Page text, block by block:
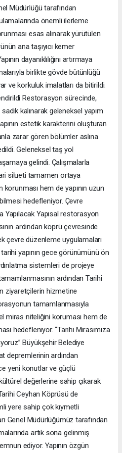
Müdürlüğü tarafından
önemli ilerleme
esas alınarak yürütülen
ana taşıyıcı kemer
dayanıklılığını artırmaya
birlikte gövde bütünlüğü
ve korkuluk imalatları da bitirildi.
Restorasyon sürecinde,
kalınarak geleneksel yapım
estetik karakterini oluşturan
zarar gören bölümler aslına
Geleneksel taş yol
gelindi. Çalışmalarla
silueti tamamen ortaya
korunması hem de yapının uzun
hedefleniyor. Çevre
Yapılacak Yapısal restorasyon
ardından köprü çevresinde
çevre düzenleme uygulamaları
yapının gece görünümünü ön
sistemleri de projeye
ardından Tarihi
ziyaretçilerin hizmetine
tamamlanmasıyla
miras niteliğini koruması hem de
hedefleniyor. “Tarihi Mirasımıza
Büyükşehir Belediye
depremlerinin ardından
yeni konutlar ve güçlü
değerlerine sahip çıkarak
Ceyhan Köprüsü de
yere sahip çok kıymetli
Genel Müdürlüğümüz tarafından
artık sona gelinmiş
ediyor. Yapının özgün